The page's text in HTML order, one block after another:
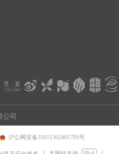
司
沪公网安备31011502401795号